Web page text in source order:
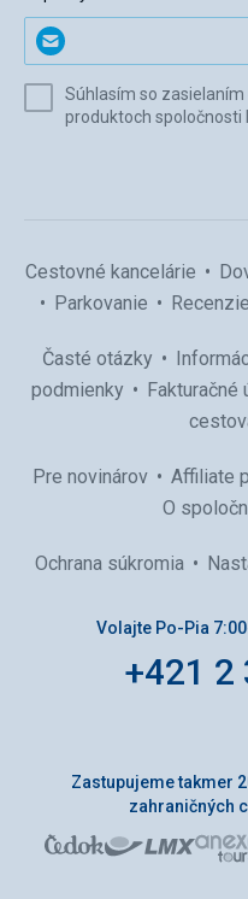
Zadajte
svoj
(povinné)
Súhlasím so
produktoch spoločnosti
Cestovné kancelárie
Parkovanie
Časté otázky
podmienky
Fakturačné
Pre novinárov Affiliate
O
Ochrana súkromia
Volajte Po-Pia
+421 2
Zastupujeme takmer
zahraničných